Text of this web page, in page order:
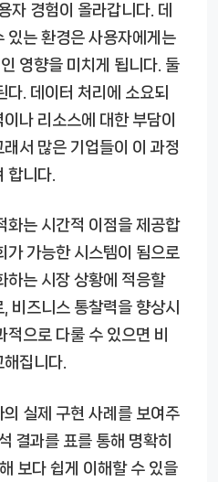
자 경험이 올라갑니다. 데
있는 환경은 사용자에게는
영향을 미치게 됩니다. 둘
다. 데이터 처리에 소요되
나 리소스에 대한 부담이
서 많은 기업들이 이 과정
합니다.
화는 시간적 이점을 제공합
가 가능한 시스템이 됨으로
하는 시장 상황에 적응할
비즈니스 통찰력을 향상시
으로 다룰 수 있으면 비
집니다.
실제 구현 사례를 보여주
결과를 표를 통해 명확히
보다 쉽게 이해할 수 있을